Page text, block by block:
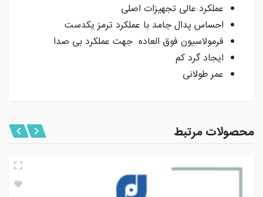
عملکرد عالی تجهیزات اصلی
احساس پدال جامد با عملکرد ترمز یکدست
فرمولاسیون فوق العاده جهت عملکرد بی صدا
ایجاد گرد کم
عمر طولانی
محصولات مرتبط